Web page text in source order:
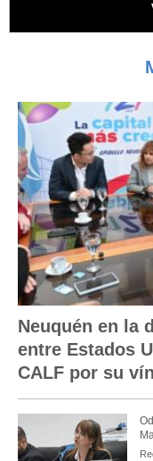
Neuquén en la
entre Estados
CALF por su